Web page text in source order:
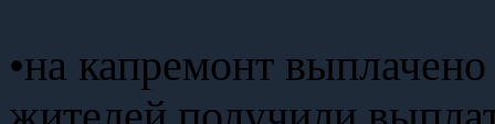
•на капремонт